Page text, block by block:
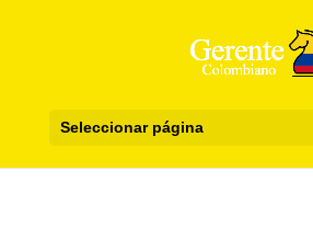
Seleccionar página